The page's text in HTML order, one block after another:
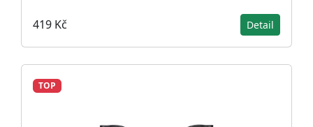
419 Kč Detail
TOP